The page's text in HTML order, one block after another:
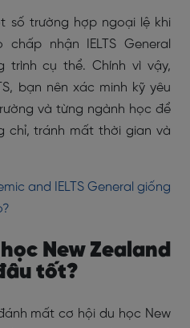
số trường hợp ngoại lệ khi
nhận IELTS General
trình cụ thể. Chính vì vậy,
bạn nên xác minh kỹ yêu
và từng ngành học để
chỉ, tránh mất thời gian và
and IELTS General giống
học New Zealand
tốt?
mất cơ hội du học New